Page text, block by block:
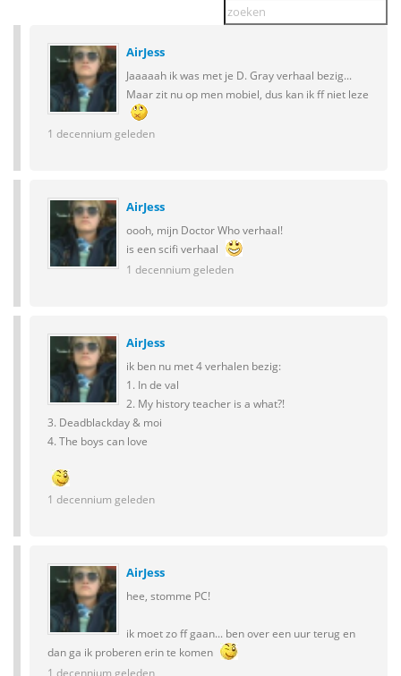
AirJess
Jaaaaah ik was met je D. Gray verhaal bezig...
Maar zit nu op men mobiel, dus kan ik ff niet leze
1 decennium geleden
AirJess
oooh, mijn Doctor Who verhaal!
is een scifi verhaal
1 decennium geleden
AirJess
ik ben nu met 4 verhalen bezig:
1. In de val
2. My history teacher is a what?!
3. Deadblackday & moi
4. The boys can love
1 decennium geleden
AirJess
hee, stomme PC!
ik moet zo ff gaan... ben over een uur terug en
dan ga ik proberen erin te komen
1 decennium geleden